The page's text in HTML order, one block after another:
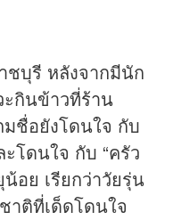
ชบุรี หลังจากมีนัก
ะกินข้าวที่ร้าน
ชื่อยังโดนใจ กับ
โดนใจ กับ “ครัว
อย เรียกว่าวัยรุ่น
าติที่เด็ดโดนใจ